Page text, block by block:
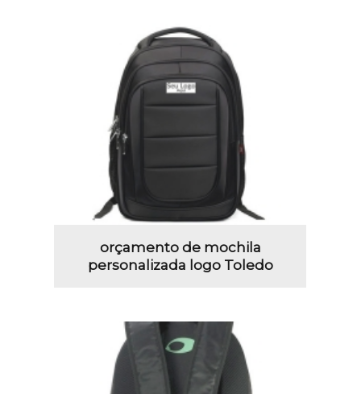
orçamento de mochila
personalizada logo Toledo